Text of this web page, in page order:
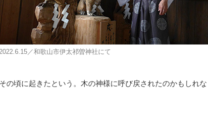
／和歌山市伊太祁曽神社にて
の頃に起きたという。木の神様に呼び戻されたのかもしれな